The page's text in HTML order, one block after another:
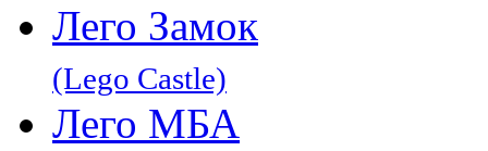
Лего Замок
(Lego Castle)
Лего МБА